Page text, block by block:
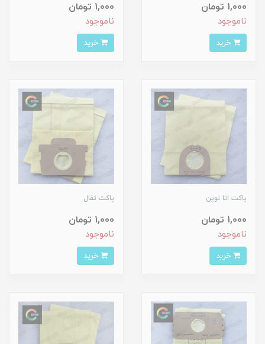
1,000 تومان
ناموجود
1,000 تومان
ناموجود
پاکت اتا نوین
1,000 تومان
ناموجود
پاکت تفال
1,000 تومان
ناموجود